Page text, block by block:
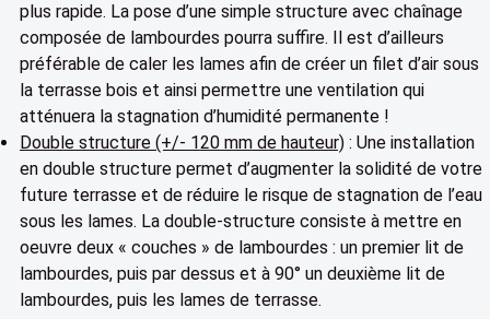
plus rapide. La pose d’une simple structure avec chaînage
composée de lambourdes pourra suffire. Il est d’ailleurs
préférable de caler les lames afin de créer un filet d’air sous
la terrasse bois et ainsi permettre une ventilation qui
atténuera la stagnation d’humidité permanente !
Double structure (+/- 120 mm de hauteur) : Une installation
en double structure permet d’augmenter la solidité de votre
future terrasse et de réduire le risque de stagnation de l’eau
sous les lames. La double-structure consiste à mettre en
oeuvre deux « couches » de lambourdes : un premier lit de
lambourdes, puis par dessus et à 90° un deuxième lit de
lambourdes, puis les lames de terrasse.